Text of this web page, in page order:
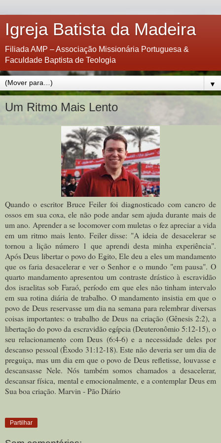
Igreja Batista da Madeira
Filiada AMP – Associação Missionária Portuguesa &
Faculdade Baptista de Teologia
▼
Um Ritmo Mais Lento
Quando o escritor Bruce Feiler foi diagnosticado com cancro de
ossos em sua coxa, ele não pode andar sem ajuda durante mais de
um ano. Aprender a se locomover com muletas o fez apreciar a vida
em um ritmo mais lento. Feiler disse: "A ideia de desacelerar se
tornou a lição número 1 que aprendi desta minha experiência".
Após Deus libertar o povo do Egito, Ele deu a eles um mandamento
que os faria desacelerar e ver o Senhor e o mundo "em pausa". O
quarto mandamento apresentou um contraste drástico à escravidão
dos israelitas sob Faraó, período em que eles não tinham intervalo
em sua rotina diária de trabalho. O mandamento insistia em que o
povo de Deus reservasse um dia na semana para relembrar diversas
coisas importantes: o trabalho de Deus na criação (Gênesis 2:2), a
libertação do povo da escravidão egípcia (Deuteronômio 5:12-15), o
seu relacionamento com Deus (6:4-6) e a necessidade deles por
descanso pessoal (Êxodo 31:12-18). Este não deveria ser um dia de
preguiça, mas um dia em que o povo de Deus refletisse, louvasse e
descansasse Nele. Nós também somos chamados a desacelerar,
descansar física, mental e emocionalmente, e a contemplar Deus em
Sua boa criação. Marvin - Pão Diário
Partilhar